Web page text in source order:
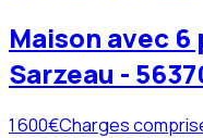
Maison avec 6
Sarzeau -
1 600€Charges